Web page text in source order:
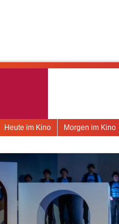
Morgen im Kino
Heute im Kino